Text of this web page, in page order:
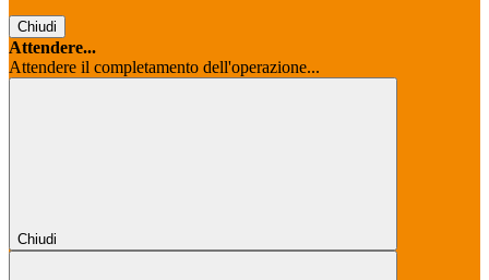
Chiudi
Attendere...
Attendere il completamento dell'operazione...
Chiudi